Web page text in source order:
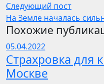
Следующий пост
На Земле началась
Похожие
05.04.2022
Страхровка для
Москве